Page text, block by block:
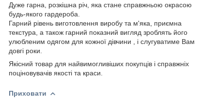
Дуже гарна, розкішна річ, яка стане справжньою окрасою
будь-якого гардероба.
Гарний рівень виготовлення виробу та м'яка, приємна
текстура, а також гарний показний вигляд зроблять його
улюбленим одягом для кожної дівчини , і слугуватиме Вам
довгі роки.
Якісний товар для найвимогливіших покупців і справжніх
поціновувачів якості та краси.
Приховати